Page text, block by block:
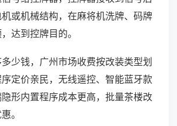
或机械结构，在麻将机洗牌、码牌
达到控牌目的。
少钱，广州市场收费按改装类型划
定价亲民，无线遥控、智能蓝牙款
形内置程序成本更高，批量茶楼改
。